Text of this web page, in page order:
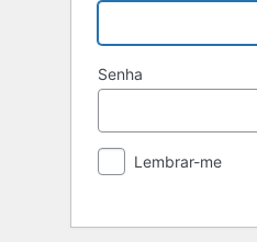
Senha
Lembrar-me